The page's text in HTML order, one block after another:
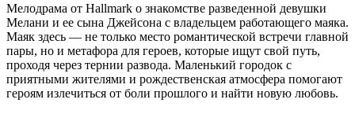
Мелодрама от Hallmark о знакомстве разведенной девушки
Мелани и ее сына Джейсона с владельцем работающего маяка.
Маяк здесь — не только место романтической встречи главной
пары, но и метафора для героев, которые ищут свой путь,
проходя через тернии развода. Маленький городок с
приятными жителями и рождественская атмосфера помогают
героям излечиться от боли прошлого и найти новую любовь.